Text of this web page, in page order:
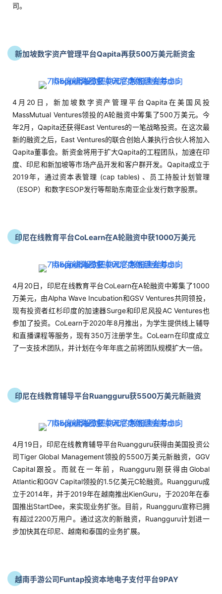
司。
新加坡数字资产管理平台Qapita再获500万美元新资金
4月20日，新加坡数字资产管理平台Qapita在美国风投
MassMutual Ventures领投的A轮融资中筹集了500万美元。今
年2月，Qapita还获得East Ventures的一笔战略投资。在这次最
新的融资之后，East Ventures的联合创始人兼执行合伙人将加入
Qapita董事会。新资金将用于扩大Qapita的工程团队，加速在印
度、印尼和新加坡等市场产品开发和客户群开发。Qapita成立于
2019年，通过资本表管理 (cap tables) 、员工持股计划管理
（ESOP）和数字ESOP发行等帮助东南亚企业发行数字股票。
印尼在线教育平台CoLearn在A轮融资中获1000万美元
4月20日，印尼在线教育平台CoLearn在A轮融资中筹集了1000
万美元，由Alpha Wave Incubation和GSV Ventures共同领投，
现有投资者红杉印度的加速器Surge和印尼风投AC Ventures也
参加了投资。CoLearn于2020年8月推出，为学生提供线上辅导
和直播课程等服务，现有350万注册学生。CoLearn在印度成立
了一支技术团队，并计划在今年年底之前将团队规模扩大一倍。
印尼在线教育辅导平台Ruangguru获5500万美元新融资
4月19日，印尼在线教育辅导平台Ruangguru获得由美国投资公
司Tiger Global Management领投的5500万美元新融资，GGV
Capital跟投。而就在一年前，Ruangguru刚获得由Global
Atlantic和GGV Capital领投的1.5亿美元C轮融资。Ruangguru成
立于2014年，并于2019年在越南推出KienGuru，于2020年在泰
国推出StartDee，来实现业务扩张。目前，Ruangguru宣称已拥
有超过2200万用户。通过这次的新融资，Ruangguru计划进一
步加快其在印尼、越南和泰国的业务扩展。
越南手游公司Funtap投资本地电子支付平台9PAY